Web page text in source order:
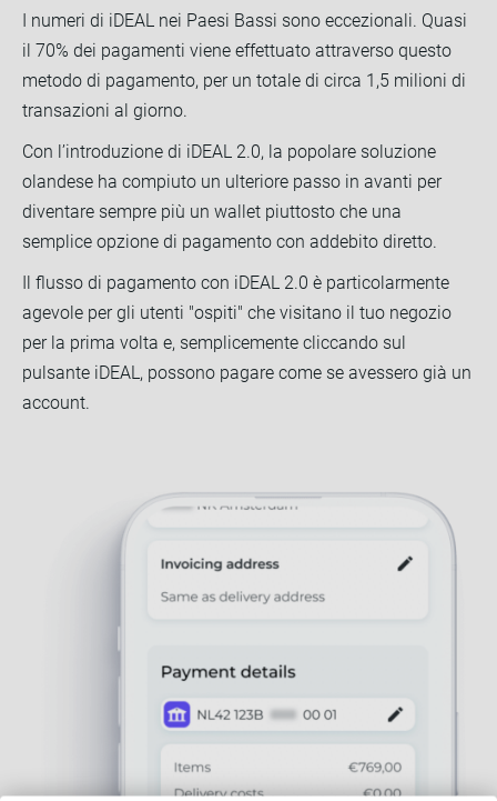
I numeri di iDEAL nei Paesi Bassi sono eccezionali. Quasi
il 70% dei pagamenti viene effettuato attraverso questo
metodo di pagamento, per un totale di circa 1,5 milioni di
transazioni al giorno.
Con l’introduzione di iDEAL 2.0, la popolare soluzione
olandese ha compiuto un ulteriore passo in avanti per
diventare sempre più un wallet piuttosto che una
semplice opzione di pagamento con addebito diretto.
Il flusso di pagamento con iDEAL 2.0 è particolarmente
agevole per gli utenti "ospiti" che visitano il tuo negozio
per la prima volta e, semplicemente cliccando sul
pulsante iDEAL, possono pagare come se avessero già un
account.